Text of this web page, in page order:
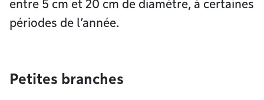
entre 5 cm et 20 cm de diamètre, à certaines
périodes de l’année.
Petites branches